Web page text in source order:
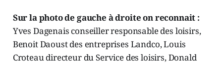
Sur la photo de gauche à droite on reconnait :
Yves Dagenais conseiller responsable des loisirs,
Benoit Daoust des entreprises Landco, Louis
Croteau directeur du Service des loisirs, Donald